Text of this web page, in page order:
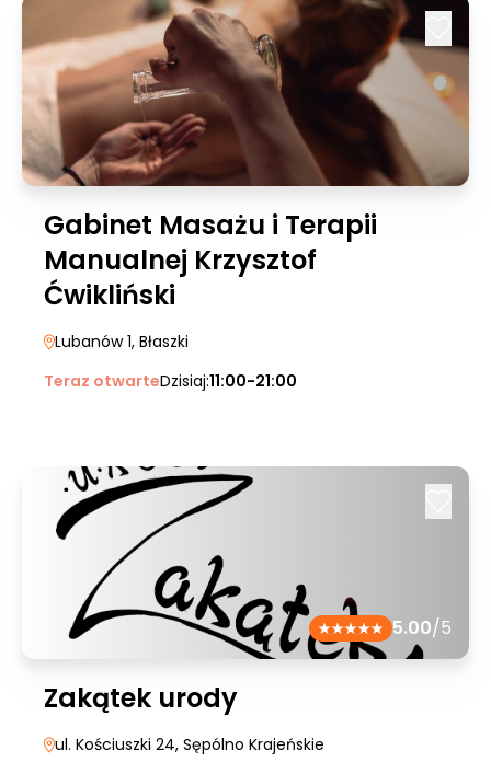
Gabinet Masażu i Terapii
Manualnej Krzysztof
Ćwikliński
Lubanów 1, Błaszki
Teraz otwarteDzisiaj:11:00-21:00
5.00/5
Zakątek urody
ul. Kościuszki 24, Sępólno Krajeńskie